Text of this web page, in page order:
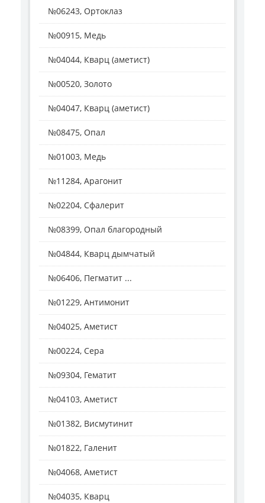
№06243, Ортоклаз
№00915, Медь
№04044, Кварц (аметист)
№00520, Золото
№04047, Кварц (аметист)
№08475, Опал
№01003, Медь
№11284, Арагонит
№02204, Сфалерит
№08399, Опал благородный
№04844, Кварц дымчатый
№06406, Пегматит ...
№01229, Антимонит
№04025, Аметист
№00224, Сера
№09304, Гематит
№04103, Аметист
№01382, Висмутинит
№01822, Галенит
№04068, Аметист
№04035, Кварц